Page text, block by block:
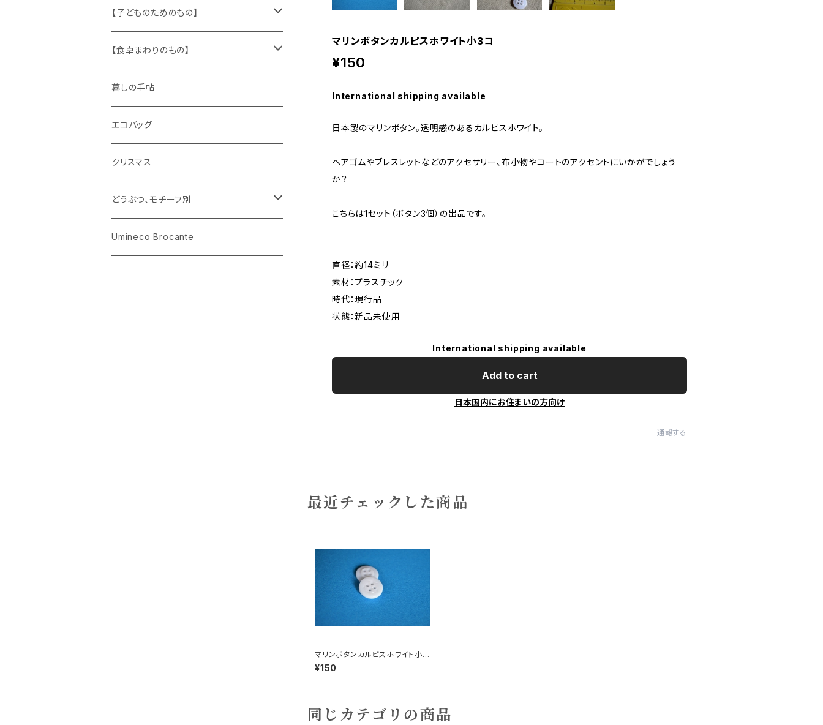
マリンボタンカルピスホワイト小3コ
¥150
International shipping available
日本製のマリンボタン。透明感のあるカルピスホワイト。
ヘアゴムやブレスレットなどのアクセサリー、布小物やコートのアクセントにいかがでしょう
か？
こちらは1セット（ボタン3個）の出品です。
直径：約14ミリ
素材：プラスチック
時代：現行品
状態：新品未使用
International shipping available
Add to cart
日本国内にお住まいの方向け
通報する
最近チェックした商品
マリンボタンカルピスホワイト小3
コ
¥150
同じカテゴリの商品
キャラクター
ピノキオ
文房具
木製品
ミニチュア、ドールハウス
パズル、ゲーム
古本、古雑誌、古えほん
古レコード
古せっけん
ラッピングペーパー、壁紙
ガラス
プラスチック
紙
トリム
ワッペン
キッチンクロス、ナプキン
ニット
布地
【子どものためのもの】
身に着けるもの
【食卓まわりのもの】
ガラス
花びん
小物入れ
陶磁器
カップアンドソーサー
プレート
木製品
ホーロー
メタル
暮しの手帖
エコバッグ
クリスマス
どうぶつ、モチーフ別
くま、ベア
Umineco Brocante